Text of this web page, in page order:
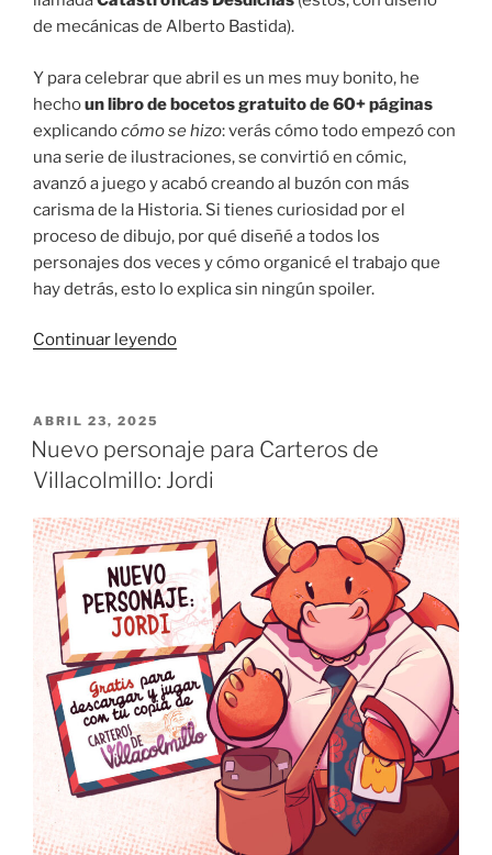
de mecánicas de Alberto Bastida).
Y para celebrar que abril es un mes muy bonito, he
hechoun libro de bocetos gratuito de 60+ páginas
explicandocómo se hizo: verás cómo todo empezó con
una serie de ilustraciones, se convirtió en cómic,
avanzó a juego y acabó creando al buzón con más
carisma de la Historia. Si tienes curiosidad por el
proceso de dibujo, por qué diseñé a todos los
personajes dos veces y cómo organicé el trabajo que
hay detrás, esto lo explica sin ningún spoiler.
Continuar leyendo«Villacolmillo:
bocetos»
PUBLICADO
EL
ABRIL 23, 2025
Nuevo personaje para Carteros de
Villacolmillo: Jordi